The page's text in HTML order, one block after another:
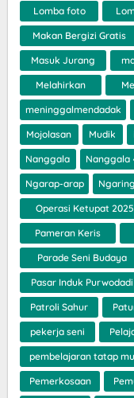
Lomba foto
Makan Bergizi Gratis
Masuk Jurang
Melahirkan
meninggalmendadak
Mojolasan Mudik
Nanggala Nanggala
Ngarap-arap
Operasi Ketupat 2025
Pameran Keris
Parade Seni Budaya
Pasar Induk Purwodadi
Patroli Sahur
pekerja seni
pembelajaran tatap
Pemerkosaan